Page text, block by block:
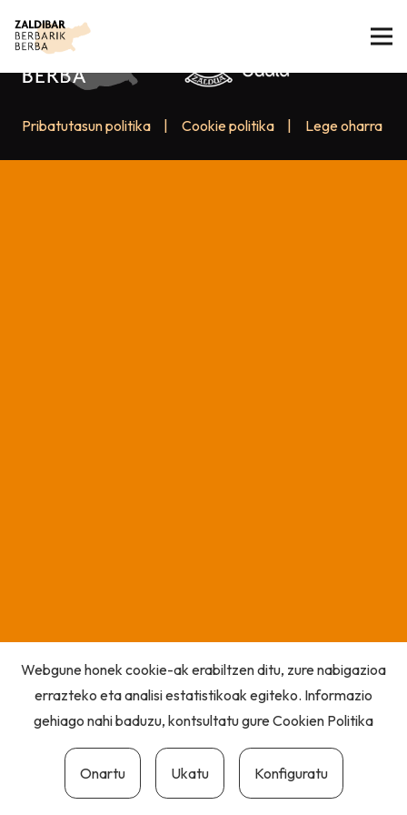
Pribatutasun politika Cookie politika Lege oharra
Webgune honek cookie-ak erabiltzen ditu, zure nabigazioa
errazteko eta analisi estatistikoak egiteko. Informazio
gehiago nahi baduzu, kontsultatu gureCookien Politika
Onartu Ukatu Konfiguratu